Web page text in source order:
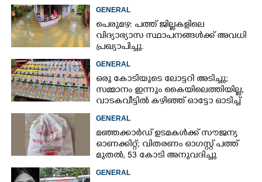
GENERAL
പെരുമഴ: പത്ത് ജില്ലകളിലെ
വിദ്യാഭ്യാസ സ്ഥാപനങ്ങൾക്ക് അവധി
പ്രഖ്യാപിച്ചു.
GENERAL
ഒരു കോടിയുടെ ലോട്ടറി അടിച്ചു;
സമ്മാനം ഇന്നും കൈയിലെത്തിയില്ല,
വാടകവീട്ടിൽ കഴിഞ്ഞ് ഓട്ടോ ഓടിച്ച്
73കാരൻ
GENERAL
മഞ്ഞക്കാർഡ് ഉടമകൾക്ക് സൗജന്യ
ഓണക്കിറ്റ്; വിതരണം ഓഗസ്റ്റ് പത്ത്
മുതൽ, 53 കോടി അനുവദിച്ചു
GENERAL